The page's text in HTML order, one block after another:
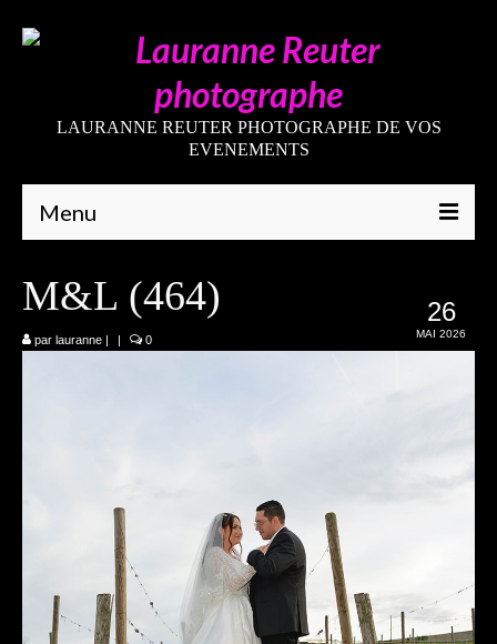
LAURANNE REUTER PHOTOGRAPHE DE VOS
EVENEMENTS
Menu
The smash cake: 1 an / 2
Séance Noël
Enfants
les 8 – 17 ans
26
MAI 2026
M&L (464)
par lauranne | | 0